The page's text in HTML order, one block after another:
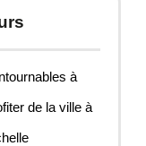
à
de la ville à